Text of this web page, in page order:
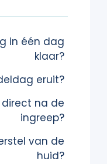
in één dag
klaar?
eruit?
na de
ingreep?
van de
huid?